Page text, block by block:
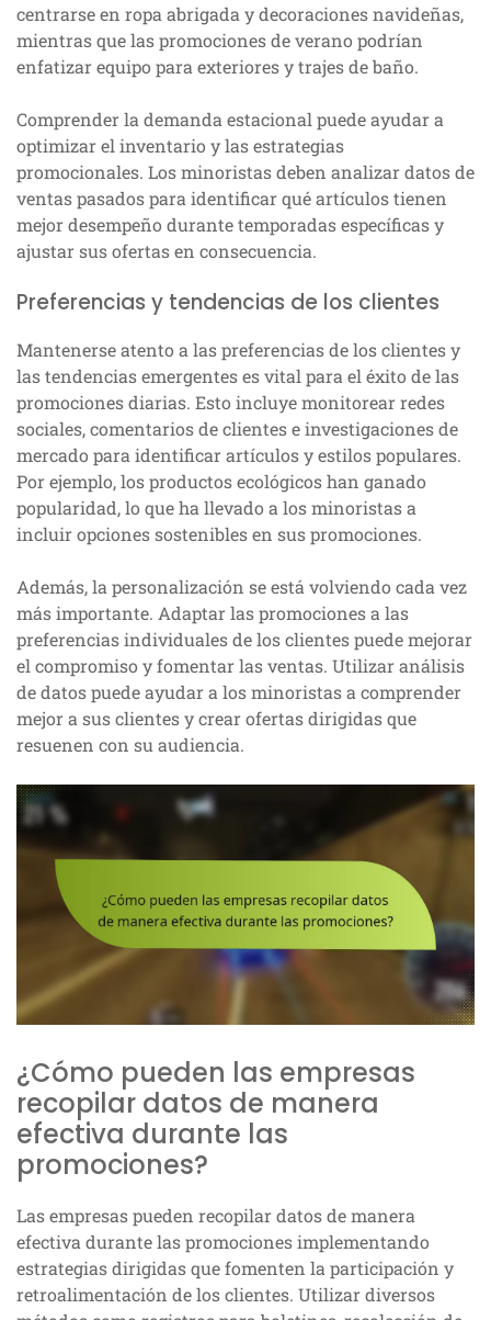
centrarse en ropa abrigada y decoraciones navideñas,
mientras que las promociones de verano podrían
enfatizar equipo para exteriores y trajes de baño.
Comprender la demanda estacional puede ayudar a
optimizar el inventario y las estrategias
promocionales. Los minoristas deben analizar datos de
ventas pasados para identificar qué artículos tienen
mejor desempeño durante temporadas específicas y
ajustar sus ofertas en consecuencia.
Preferencias y tendencias de los clientes
Mantenerse atento a las preferencias de los clientes y
las tendencias emergentes es vital para el éxito de las
promociones diarias. Esto incluye monitorear redes
sociales, comentarios de clientes e investigaciones de
mercado para identificar artículos y estilos populares.
Por ejemplo, los productos ecológicos han ganado
popularidad, lo que ha llevado a los minoristas a
incluir opciones sostenibles en sus promociones.
Además, la personalización se está volviendo cada vez
más importante. Adaptar las promociones a las
preferencias individuales de los clientes puede mejorar
el compromiso y fomentar las ventas. Utilizar análisis
de datos puede ayudar a los minoristas a comprender
mejor a sus clientes y crear ofertas dirigidas que
resuenen con su audiencia.
¿Cómo pueden las empresas
recopilar datos de manera
efectiva durante las
promociones?
Las empresas pueden recopilar datos de manera
efectiva durante las promociones implementando
estrategias dirigidas que fomenten la participación y
retroalimentación de los clientes. Utilizar diversos